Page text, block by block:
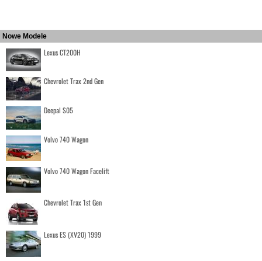
Nowe Modele
Lexus CT200H
Chevrolet Trax 2nd Gen
Deepal S05
Volvo 740 Wagon
Volvo 740 Wagon Facelift
Chevrolet Trax 1st Gen
Lexus ES (XV20) 1999